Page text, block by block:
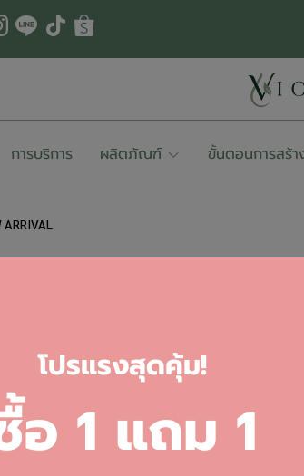
การบริการ ผลิตภัณฑ์ ขั้นตอนการสร้
ARRIVAL
โปรแรงสุดคุ้ม!
อ 1 แถม 1